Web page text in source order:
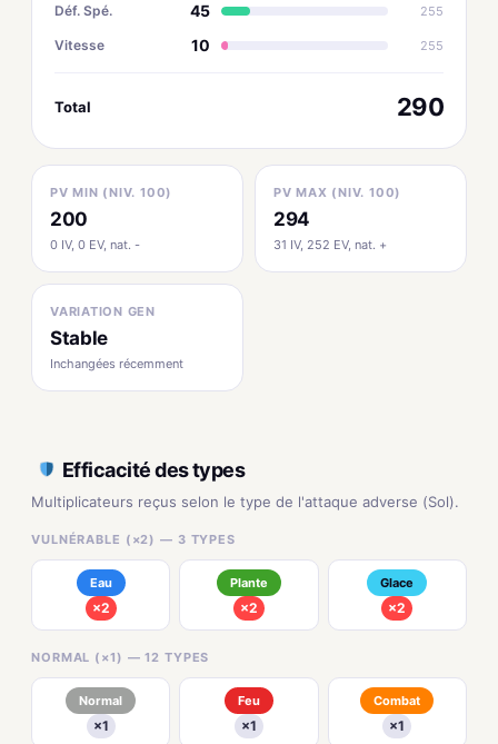
Déf. Spé. 45 255
Vitesse 10 255
Total 290
PV MIN (NIV. 100)
200
0 IV, 0 EV, nat. -
PV MAX (NIV. 100)
294
31 IV, 252 EV, nat. +
VARIATION GEN
Stable
Inchangées récemment
Efficacité des types
Multiplicateurs reçus selon le type de l'attaque adverse (Sol).
VULNÉRABLE (×2) — 3 TYPES
Eau
×2
Plante
×2
Glace
×2
NORMAL (×1) — 12 TYPES
Normal
×1
Feu
×1
Combat
×1